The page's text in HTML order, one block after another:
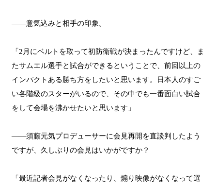
――意気込みと相手の印象。
「2月にベルトを取って初防衛戦が決まったんですけど、ま
たサムエル選手と試合ができるということで、前回以上の
インパクトある勝ち方をしたいと思います。日本人のすご
い各階級のスターがいるので、その中でも一番面白い試合
をして会場を沸かせたいと思います」
――須藤元気プロデューサーに会見再開を直談判したよう
ですが、久しぶりの会見はいかがですか？
「最近記者会見がなくなったり、煽り映像がなくなって選